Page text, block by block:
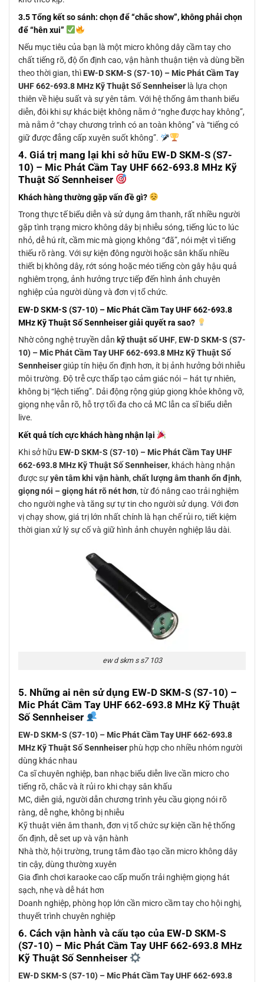
3.5 Tổng kết so sánh: chọn để “chắc show”, không phải chọn
để “hên xui”
Nếu mục tiêu của bạn là một micro không dây cầm tay cho
chất tiếng rõ, độ ổn định cao, vận hành thuận tiện và dùng bền
theo thời gian, thì EW-D SKM-S (S7-10) – Mic Phát Cầm Tay
UHF 662-693.8 MHz Kỹ Thuật Số Sennheiser là lựa chọn
thiên về hiệu suất và sự yên tâm. Với hệ thống âm thanh biểu
diễn, đôi khi sự khác biệt không nằm ở “nghe được hay không”,
mà nằm ở “chạy chương trình có an toàn không” và “tiếng có
giữ được đẳng cấp xuyên suốt không”.
4. Giá trị mang lại khi sở hữu EW-D SKM-S (S7-
10) – Mic Phát Cầm Tay UHF 662-693.8 MHz Kỹ
Thuật Số Sennheiser
Khách hàng thường gặp vấn đề gì?
Trong thực tế biểu diễn và sử dụng âm thanh, rất nhiều người
gặp tình trạng micro không dây bị nhiễu sóng, tiếng lúc to lúc
nhỏ, dễ hú rít, cầm mic mà giọng không “đã”, nói mệt vì tiếng
thiếu rõ ràng. Với sự kiện đông người hoặc sân khấu nhiều
thiết bị không dây, rớt sóng hoặc méo tiếng còn gây hậu quả
nghiêm trọng, ảnh hưởng trực tiếp đến hình ảnh chuyên
nghiệp của người dùng và đơn vị tổ chức.
EW-D SKM-S (S7-10) – Mic Phát Cầm Tay UHF 662-693.8
MHz Kỹ Thuật Số Sennheisergiải quyết ra sao?
Nhờ công nghệ truyền dẫn kỹ thuật số UHF, EW-D SKM-S (S7-
10) – Mic Phát Cầm Tay UHF 662-693.8 MHz Kỹ Thuật Số
Sennheisergiúp tín hiệu ổn định hơn, ít bị ảnh hưởng bởi nhiễu
môi trường. Độ trễ cực thấp tạo cảm giác nói – hát tự nhiên,
không bị “lệch tiếng”. Dải động rộng giúp giọng khỏe không vỡ,
giọng nhẹ vẫn rõ, hỗ trợ tối đa cho cả MC lẫn ca sĩ biểu diễn
live.
Kết quả tích cực khách hàng nhận lại
Khi sở hữu EW-D SKM-S (S7-10) – Mic Phát Cầm Tay UHF
662-693.8 MHz Kỹ Thuật Số Sennheiser, khách hàng nhận
được sựyên tâm khi vận hành, chất lượng âm thanh ổn định,
giọng nói – giọng hát rõ nét hơn, từ đó nâng cao trải nghiệm
cho người nghe và tăng sự tự tin cho người sử dụng. Với đơn
vị chạy show, giá trị lớn nhất chính là hạn chế rủi ro, tiết kiệm
thời gian xử lý sự cố và giữ hình ảnh chuyên nghiệp lâu dài.
ew d skm s s7 103
5. Những ai nên sử dụng EW-D SKM-S (S7-10) –
Mic Phát Cầm Tay UHF 662-693.8 MHz Kỹ Thuật
Số Sennheiser
EW-D SKM-S (S7-10) – Mic Phát Cầm Tay UHF 662-693.8
MHz Kỹ Thuật Số Sennheiser phù hợp cho nhiều nhóm người
dùng khác nhau
Ca sĩ chuyên nghiệp, ban nhạc biểu diễn live cần micro cho
tiếng rõ, chắc và ít rủi ro khi chạy sân khấu
MC, diễn giả, người dẫn chương trình yêu cầu giọng nói rõ
ràng, dễ nghe, không bị nhiễu
Kỹ thuật viên âm thanh, đơn vị tổ chức sự kiện cần hệ thống
ổn định, dễ set up và vận hành
Nhà thờ, hội trường, trung tâm đào tạo cần micro không dây
tin cậy, dùng thường xuyên
Gia đình chơi karaoke cao cấp muốn trải nghiệm giọng hát
sạch, nhẹ và dễ hát hơn
Doanh nghiệp, phòng họp lớn cần micro cầm tay cho hội nghị,
thuyết trình chuyên nghiệp
6. Cách vận hành và cấu tạo của EW-D SKM-S
(S7-10) – Mic Phát Cầm Tay UHF 662-693.8 MHz
Kỹ Thuật Số Sennheiser
EW-D SKM-S (S7-10) – Mic Phát Cầm Tay UHF 662-693.8